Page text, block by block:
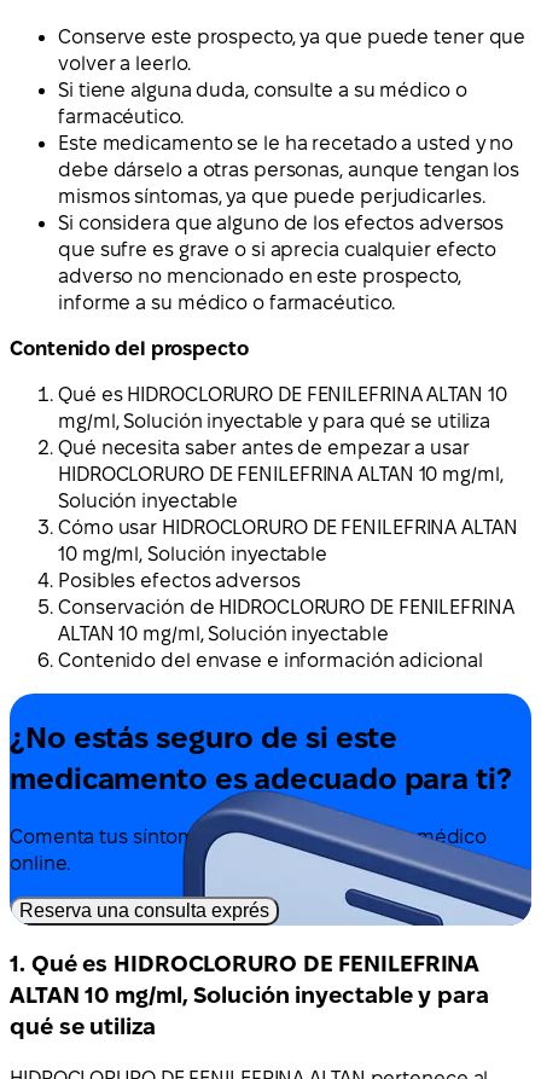
Conserve este prospecto, ya que puede tener que
volver a leerlo.
Si tiene alguna duda, consulte a su médico o
farmacéutico.
Este medicamento se le ha recetado a usted y no
debe dárselo a otras personas, aunque tengan los
mismos síntomas, ya que puede perjudicarles.
Si considera que alguno de los efectos adversos
que sufre es grave o si aprecia cualquier efecto
adverso no mencionado en este prospecto,
informe a su médico o farmacéutico.
Contenido del prospecto
Qué es HIDROCLORURO DE FENILEFRINA ALTAN 10
mg/ml, Solución inyectable y para qué se utiliza
Qué necesita saber antes de empezar a usar
HIDROCLORURO DE FENILEFRINA ALTAN 10 mg/ml,
Solución inyectable
Cómo usar HIDROCLORURO DE FENILEFRINA ALTAN
10 mg/ml, Solución inyectable
Posibles efectos adversos
Conservación de HIDROCLORURO DE FENILEFRINA
ALTAN 10 mg/ml, Solución inyectable
Contenido del envase e información adicional
¿No estás seguro de si este
medicamento es adecuado para ti?
Comenta tus síntomas y tratamiento con un médico
online.
Reserva una consulta exprés
1. Qué es HIDROCLORURO DE FENILEFRINA
ALTAN 10 mg/ml, Solución inyectable y para
qué se utiliza